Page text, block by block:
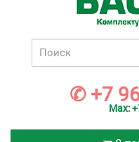
✆ +7
Max: